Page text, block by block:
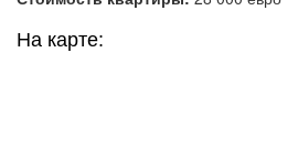
На карте: